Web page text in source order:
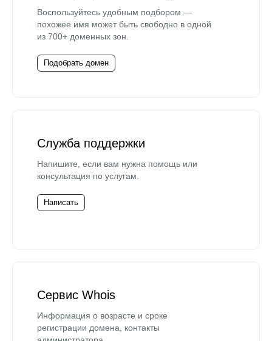
Воспользуйтесь удобным подбором —
похожее имя может быть свободно в одной
из 700+ доменных зон.
Подобрать домен
Служба поддержки
Напишите, если вам нужна помощь или
консультация по услугам.
Написать
Сервис Whois
Информация о возрасте и сроке
регистрации домена, контакты